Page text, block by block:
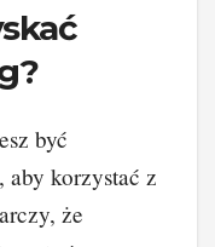
być
aby korzystać z
że